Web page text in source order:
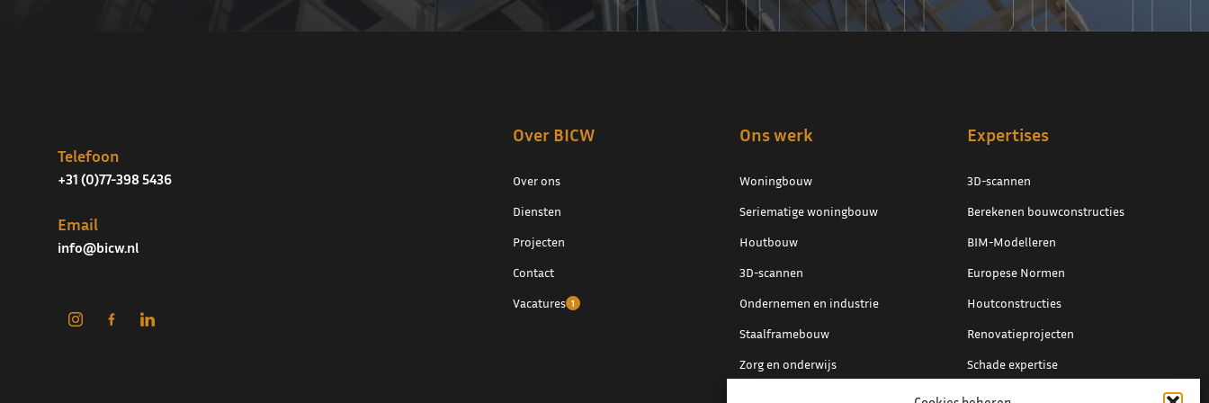
Telefoon
+31 (0)77-398 5436
Email
info@bicw.nl
Over BICW
Over ons
Diensten
Projecten
Contact
Vacatures 1
Ons werk
Woningbouw
Seriematige woningbouw
Houtbouw
3D-scannen
Ondernemen en industrie
Staalframebouw
Zorg en onderwijs
Expertises
3D-scannen
Berekenen bouwconstructies
BIM-Modelleren
Europese Normen
Houtconstructies
Renovatieprojecten
Schade expertise
Staal detaillering